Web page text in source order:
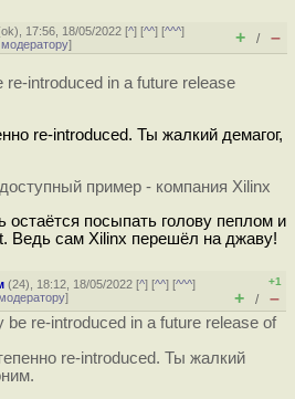
ok), 17:56, 18/05/2022 [^] [^^] [^^^]
модератору] + / –
re-introduced in a future release
re-introduced. Ты жалкий демагог,
пример - компания Xilinx
остаётся посыпать голову пеплом и
Ведь сам Xilinx перешёл на джаву!
(24), 18:12, 18/05/2022 [^] [^^] [^^^]
]
+1
+ / –
be re-introduced in a future release of
re-introduced. Ты жалкий